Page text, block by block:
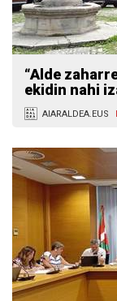
“Alde
ekidin nahi
AIARALDEA.EUS